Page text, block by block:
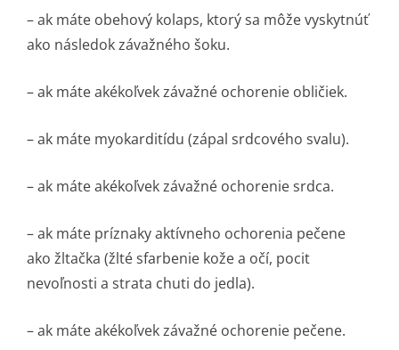
– ak máte obehový kolaps, ktorý sa môže vyskytnúť
ako následok závažného šoku.
– ak máte akékoľvek závažné ochorenie obličiek.
– ak máte myokarditídu (zápal srdcového svalu).
– ak máte akékoľvek závažné ochorenie srdca.
– ak máte príznaky aktívneho ochorenia pečene
ako žltačka (žlté sfarbenie kože a očí, pocit
nevoľnosti a strata chuti do jedla).
– ak máte akékoľvek závažné ochorenie pečene.